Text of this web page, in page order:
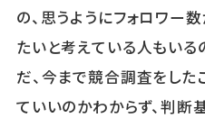
の、思うようにフォロワー
たいと考えている人もいる
だ、今まで競合調査をし
ていいのかわからず、判断